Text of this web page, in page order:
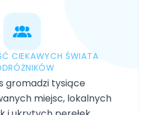
CIEKAWYCH ŚWIATA
gromadzi tysiące
miejsc, lokalnych